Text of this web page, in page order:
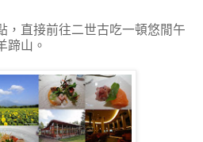
，直接前往二世古吃一頓悠閒午
蹄山。